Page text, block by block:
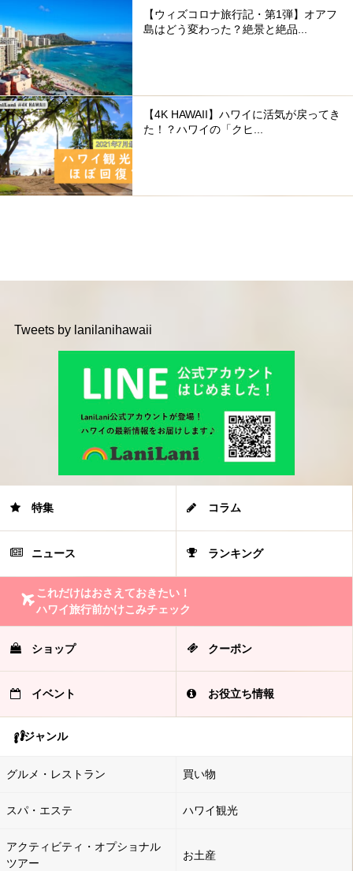
【ウィズコロナ旅行記・第1弾】オアフ
島はどう変わった？絶景と絶品...
【4K HAWAII】ハワイに活気が戻ってき
た！？ハワイの「クヒ...
Tweets by lanilanihawaii
特集 コラム
ニュース ランキング
これだけはおさえておきたい！
ハワイ旅行前かけこみチェック
ショップ クーポン
イベント お役立ち情報
ジャンル
グルメ・レストラン 買い物
スパ・エステ ハワイ観光
アクティビティ・オプショナル
ツアー
お土産